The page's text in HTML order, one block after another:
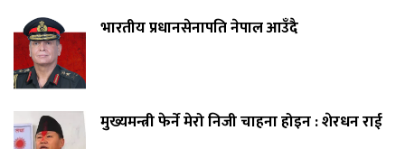
भारतीय प्रधानसेनापति नेपाल आउँदै
मुख्यमन्त्री फेर्ने मेरो निजी चाहना होइन : शेरधन राई